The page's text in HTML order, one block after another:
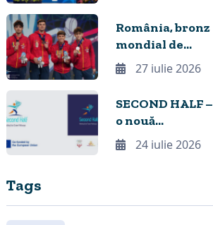
Youth,
desfășurat în
premieră la
România, bronz
mondial de
două ori la sabie
27 iulie 2026
SECOND HALF –
o nouă
platformă
europeană care
construiască
24 iulie 2026
Tags